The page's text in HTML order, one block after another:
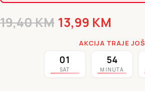
19,40KM 13,99 KM
AKCIJA TRAJE JOŠ
01
SAT
54
MINUTA